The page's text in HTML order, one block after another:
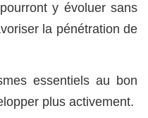
y évoluer sans
la pénétration de
essentiels au bon
plus activement.